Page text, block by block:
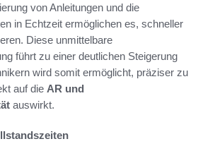
von Anleitungen und die
in Echtzeit ermöglichen es, schneller
Diese unmittelbare
führt zu einer deutlichen Steigerung
wird somit ermöglicht, präziser zu
auf die AR und
auswirkt.